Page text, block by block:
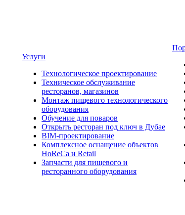
Услуги
Технологическое проектирование
Техническое обслуживание
ресторанов, магазинов
Монтаж пищевого технологического
оборудования
Обучение для поваров
Открыть ресторан под ключ в Дубае
BIM-проектирование
Комплексное оснащение объектов
HoReCa и Retail
Запчасти для пищевого и
ресторанного оборудования